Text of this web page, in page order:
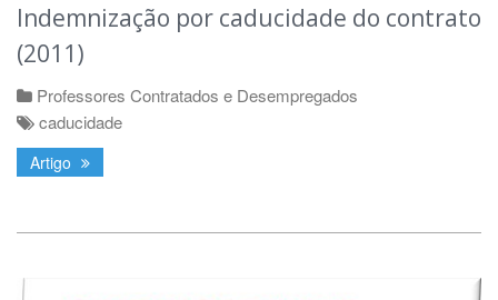
Indemnização por caducidade do contrato
(2011)
Professores Contratados e Desempregados
caducidade
Artigo